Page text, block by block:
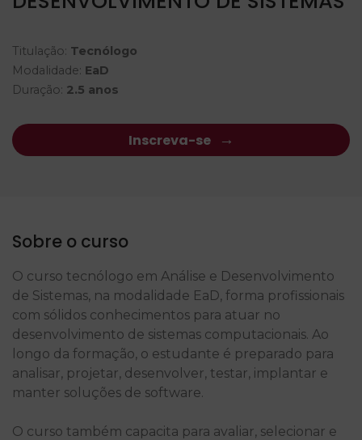
Titulação: Tecnólogo
Modalidade: EaD
Duração: 2.5 anos
Inscreva-se
Sobre o curso
O curso tecnólogo em Análise e Desenvolvimento
de Sistemas, na modalidade EaD, forma profissionais
com sólidos conhecimentos para atuar no
desenvolvimento de sistemas computacionais. Ao
longo da formação, o estudante é preparado para
analisar, projetar, desenvolver, testar, implantar e
manter soluções de software.
O curso também capacita para avaliar, selecionar e